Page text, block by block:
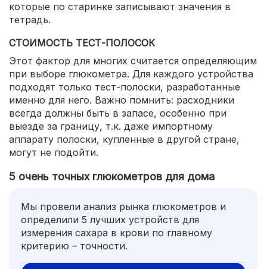
которые по старинке записывают значения в
тетрадь.
СТОИМОСТЬ ТЕСТ-ПОЛОСОК
Этот фактор для многих считается определяющим
при выборе глюкометра. Для каждого устройства
подходят только тест-полоски, разработанные
именно для него. Важно помнить: расходники
всегда должны быть в запасе, особенно при
выезде за границу, т.к. даже импортному
аппарату полоски, купленные в другой стране,
могут не подойти.
5 очень точных глюкометров для дома
Мы провели анализ рынка глюкометров и
определили 5 лучших устройств для
измерения сахара в крови по главному
критерию – точности.